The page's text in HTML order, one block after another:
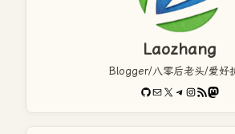
Laozhang
Blogger/八零后老头/爱好
GitHub
电子邮件X Telegram
Instagram
RSS Feed